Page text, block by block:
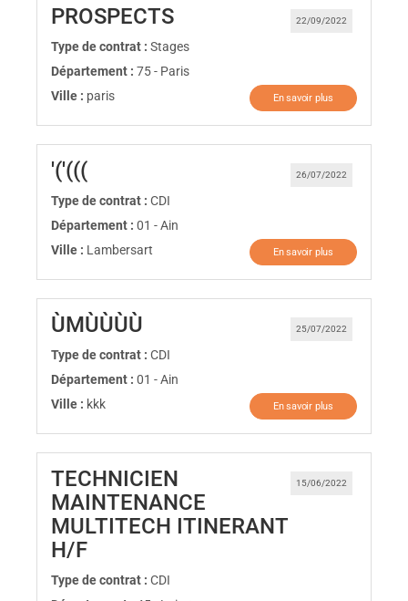
22/09/2022
PROSPECTS(Nouvelle fenêtre)
Type de contrat : Stages
Département : 75 - Paris
Ville : paris En savoir plus
26/07/2022
'('((((Nouvelle fenêtre)
Type de contrat : CDI
Département : 01 - Ain
Ville : Lambersart En savoir plus
25/07/2022
ÙMÙÙÙÙ (Nouvelle fenêtre)
Type de contrat : CDI
Département : 01 - Ain
Ville : kkk En savoir plus
15/06/2022
TECHNICIEN
MAINTENANCE
MULTITECH ITINERANT
H/F(Nouvelle fenêtre)
Type de contrat : CDI